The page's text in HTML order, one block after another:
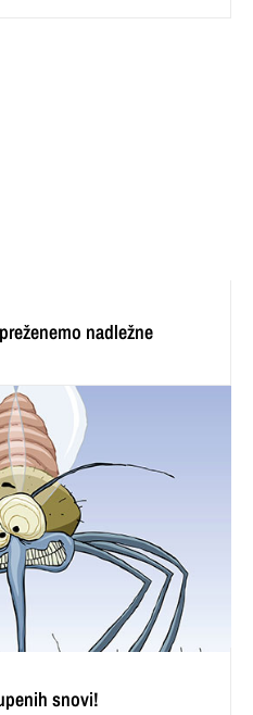
nadležne
snovi!